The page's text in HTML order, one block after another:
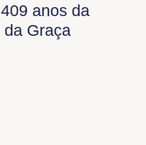
anos da
da Graça